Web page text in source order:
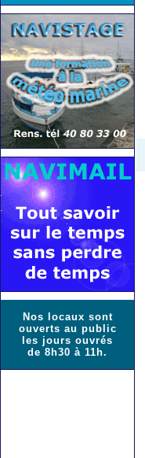
Nos locaux sont
ouverts au public
les jours ouvrés
de 8h30 à 11h.